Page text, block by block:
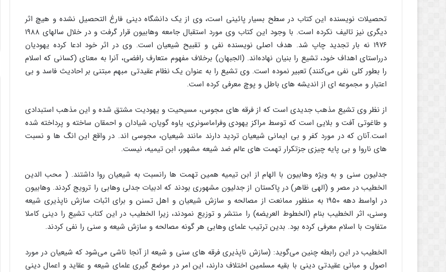
تحصیلات نویسنده این کتاب در سطح بسیار پائینی است، وی از یک دانشگاه دینی فارغ التحصیل نشده و هیچ اثر
دیگری نیز تالیف نکرده است. با وجود این کتاب وی مورد استقبال جامعه وهابیون قرار گرفت و در خلال سالهای ۱۹۸۸
۱۹۷۶ نه بار تجدید چاپ شد. هدف اصلی نویسنده نفی و تقبیح شیعیان است. وی در اثر خود ادعا کرده یهودیان
درراستای اهداف خود، تشیع را بنیان نهاده‌اند. (الجبهان) برخلاف مفهوم متعارف رافضی، آنرا به معنای (کسانی که اسلام
را بطور کلی نفی می‌کنند) تعبیر نموده است. وی تشیع را به عنوان یک نظام عقیدتی مبهم مبتنی بر احادیث فاسد و بی
اعتبار و مجموعه ای از اندیشه های باطل و پوچ معرفی کرده است.
از نظر وی تشیع مذهب جدیدی است که از فرقه های مجوس، مسیحیت و یهودیت مشتق شده و این مذهب استبدادی
و طاغوتی آفت و بلایی است که توسط مراکز یهودی وفراماسونری، یاوه گویان، شیادان و احمقان ساخته و پرداخته شده
است.آنان که در مورد کفر و بی ایمانی شیعیان تردید دارند مانند شیعیان، مجوسی اند. در واقع این انگ ها و نسبت
های ناروا و بی پایه چیزی جزتکرار تهمت های عالم ضد شیعه مشهور، ابن تیمیه، نیست.
جدلیون سنی و به ویژه وهابیون با الهام از ابن تیمیه همین تهمت ها رانسبت به شیعیان روا داشتند. ( محب الدین
الخطیب در مصر و (الهی ظاهر) در پاکستان از جدلیون مشهوری بودند که ادبیات جدلی وهابی را ترویج کردند. وهابیون
در اواسط دهه ۱۹۵۰ به منظور ممانعت از مصالحه و سازش شیعیان و اهل تسنن و برای اثبات سازش ناپذیری شیعه
وسنی، اثر الخطیب بنام (الخطوط العریضه) را منتشر و توزیع نمودند، زیرا الخطیب در این کتاب تشیع را دینی کاملا
متفاوت با اسلام معرفی کرده بود. بدین ترتیب علمای وهابی هر گونه مصالحه و سازش شیعه و سنی را نفی کردند.
الخطیب در این رابطه چنین می‌گوید: (سازش ناپذیری فرقه های سنی و شیعه از آنجا ناشی می‌شود که شیعیان در مورد
اصول و مبانی عقیدتی دینی با بقیه مسلمین اختلاف دارند، این امر در موضع گیری علمای شیعه و عقاید و اعمال دینی